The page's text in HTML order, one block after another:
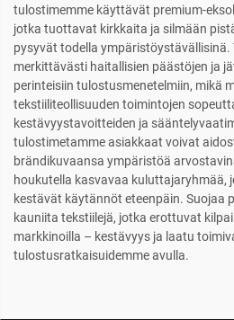
tulostimemme käyttävät premium-
jotka tuottavat kirkkaita ja silmään
pysyvät todella ympäristöystävällisinä.
merkittävästi haitallisien päästöjen ja
perinteisiin tulostusmenetelmiin, mikä
tekstiiliteollisuuden toimintojen
kestävyystavoitteiden ja
tulostimetamme asiakkaat voivat
brändikuvaansa ympäristöä
houkutella kasvavaa kuluttajaryhmää,
kestävät käytännöt eteenpäin. Suojaa
kauniita tekstiilejä, jotka erottuvat
markkinoilla – kestävyys ja laatu
tulostusratkaisuidemme avulla.